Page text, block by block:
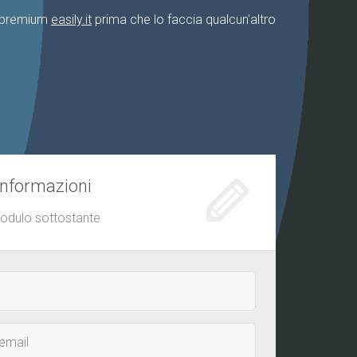
easily.it prima che lo faccia qualcun'altro
sottostante